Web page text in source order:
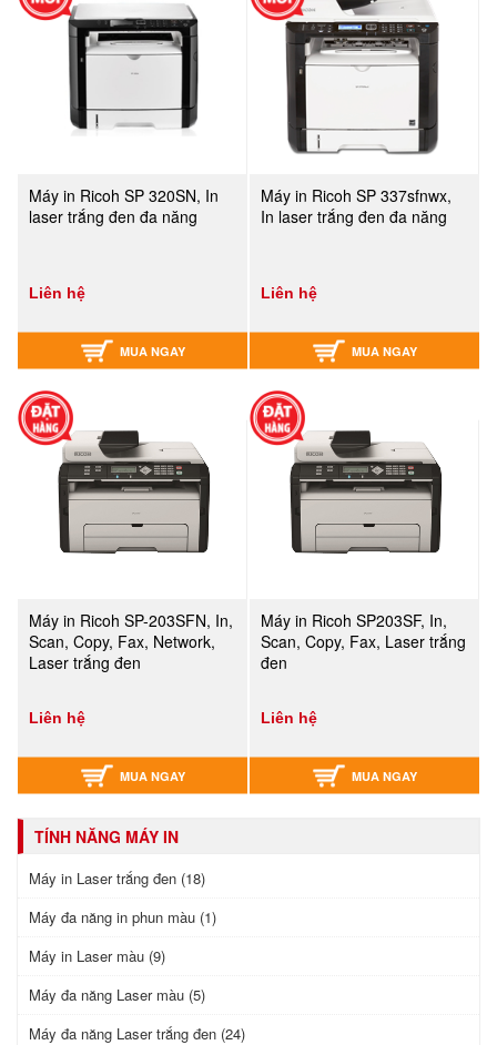
Máy in Ricoh SP 320SN, In
laser trắng đen đa năng
Liên hệ
MUA NGAY
Máy in Ricoh SP 337sfnwx,
In laser trắng đen đa năng
Liên hệ
MUA NGAY
Máy in Ricoh SP-203SFN, In,
Scan, Copy, Fax, Network,
Laser trắng đen
Liên hệ
MUA NGAY
Máy in Ricoh SP203SF, In,
Scan, Copy, Fax, Laser trắng
đen
Liên hệ
MUA NGAY
TÍNH NĂNG MÁY IN
Máy in Laser trắng đen (18)
Máy đa năng in phun màu (1)
Máy in Laser màu (9)
Máy đa năng Laser màu (5)
Máy đa năng Laser trắng đen (24)